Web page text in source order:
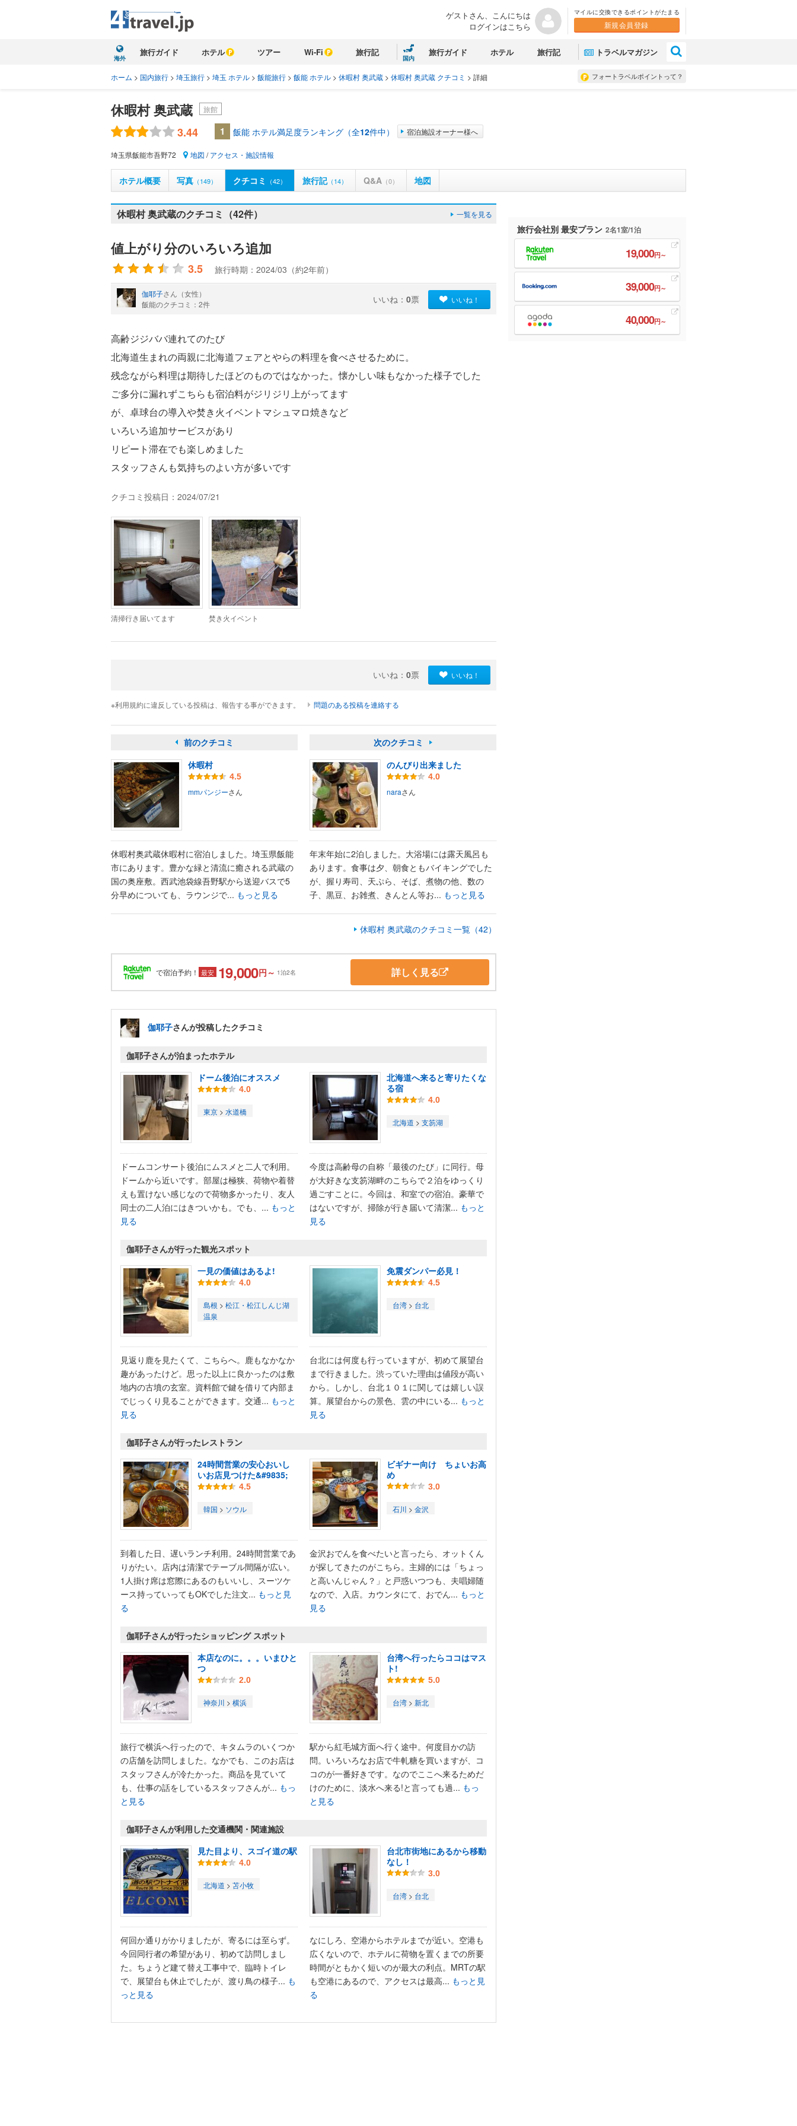
ゲストさん、こんにちは
ログインはこちら
マイルに交換できるポイントがたまる
新規会員登録
海外
旅行ガイド ホテル ツアー Wi-Fi 旅行記
国内
旅行ガイド ホテル 旅行記 トラベルマガジン
フォートラベルポイントって？
ホーム > 国内旅行 > 埼玉旅行 > 埼玉 ホテル > 飯能旅行 > 飯能 ホテル > 休暇村 奥武蔵 > 休暇村 奥武蔵 クチコミ > 詳細
休暇村 奥武蔵 旅館
3.44 1 飯能 ホテル満足度ランキング（全12件中） 宿泊施設オーナー様へ
埼玉県飯能市吾野72 地図 /アクセス・施設情報
ホテル概要 写真 （149） クチコミ （42） 旅行記（14） Q&A （0） 地図
休暇村 奥武蔵のクチコミ（42件） 一覧を見る
値上がり分のいろいろ追加
3.5 旅行時期：2024/03（約2年前）
伽耶子さん（女性）
飯能のクチコミ：2件
いいね： 0票 いいね！
高齢ジジババ連れてのたび
北海道生まれの両親に北海道フェアとやらの料理を食べさせるために。
残念ながら料理は期待したほどのものではなかった。懐かしい味もなかった様子でした
ご多分に漏れずこちらも宿泊料がジリジリ上がってます
が、卓球台の導入や焚き火イベントマシュマロ焼きなど
いろいろ追加サービスがあり
リピート滞在でも楽しめました
スタッフさんも気持ちのよい方が多いです
クチコミ投稿日：2024/07/21
清掃行き届いてます 焚き火イベント
いいね： 0票 いいね！
※利用規約に違反している投稿は、報告する事ができます。 問題のある投稿を連絡する
前のクチコミ
休暇村
4.5
mmパンジーさん
休暇村奥武蔵休暇村に宿泊しました。埼玉県飯能
市にあります。豊かな緑と清流に癒される武蔵の
国の奥座敷。西武池袋線吾野駅から送迎バスで5
分早めについても、ラウンジで... もっと見る
次のクチコミ
のんびり出来ました
4.0
naraさん
年末年始に2泊しました。大浴場には露天風呂も
あります。食事は夕、朝食ともバイキングでした
が、握り寿司、天ぷら、そば、煮物の他、数の
子、黒豆、お雑煮、きんとん等お... もっと見る
休暇村 奥武蔵のクチコミ一覧（42）
で宿泊予約！ 最安 19,000円～ 1泊2名 詳しく見る
伽耶子さんが投稿したクチコミ
伽耶子さんが泊まったホテル
ドーム後泊にオススメ
4.0
東京 > 水道橋
ドームコンサート後泊にムスメと二人で利用。
ドームから近いです。部屋は極狭、荷物や着替
えも置けない感じなので荷物多かったり、友人
同士の二人泊にはきついかも。でも、... もっと
見る
北海道へ来ると寄りたくな
る宿
4.0
北海道 > 支笏湖
今度は高齢母の自称「最後のたび」に同行。母
が大好きな支笏湖畔のこちらで２泊をゆっくり
過ごすことに。今回は、和室での宿泊。豪華で
はないですが、掃除が行き届いて清潔... もっと
見る
伽耶子さんが行った観光スポット
一見の価値はあるよ!
4.0
島根 > 松江・松江しんじ湖
温泉
見返り鹿を見たくて、こちらへ。鹿もなかなか
趣があったけど。思った以上に良かったのは敷
地内の古墳の玄室。資料館で鍵を借りて内部ま
でじっくり見ることができます。交通... もっと
見る
免震ダンパー必見！
4.5
台湾 > 台北
台北には何度も行っていますが、初めて展望台
まで行きました。渋っていた理由は値段が高い
から。しかし、台北１０１に関しては嬉しい誤
算。展望台からの景色、雲の中にいる... もっと
見る
伽耶子さんが行ったレストラン
24時間営業の安心おいし
いお店見つけた&#9835;
4.5
韓国 > ソウル
到着した日、遅いランチ利用。24時間営業であ
りがたい。店内は清潔でテーブル間隔が広い。
1人掛け席は窓際にあるのもいいし、スーツケ
ース持っていってもOKでした注文... もっと見
る
ビギナー向け ちょいお高
め
3.0
石川 > 金沢
金沢おでんを食べたいと言ったら、オットくん
が探してきたのがこちら。主婦的には「ちょっ
と高いんじゃん？」と戸惑いつつも、夫唱婦随
なので、入店。カウンタにて、おでん... もっと
見る
伽耶子さんが行ったショッピング スポット
本店なのに。。。いまひと
つ
2.0
神奈川 > 横浜
旅行で横浜へ行ったので、キタムラのいくつか
の店舗を訪問しました。なかでも、このお店は
スタッフさんが冷たかった。商品を見ていて
も、仕事の話をしているスタッフさんが... もっ
と見る
台湾へ行ったらココはマス
ト!
5.0
台湾 > 新北
駅から紅毛城方面へ行く途中。何度目かの訪
問。いろいろなお店で牛軋糖を買いますが、コ
コのが一番好きです。なのでここへ来るためだ
けのために、淡水へ来る!と言っても過... もっ
と見る
伽耶子さんが利用した交通機関・関連施設
見た目より、スゴイ道の駅
4.0
北海道 > 苫小牧
何回か通りがかりましたが、寄るには至らず。
今回同行者の希望があり、初めて訪問しまし
た。ちょうど建て替え工事中で、臨時トイレ
で、展望台も休止でしたが、渡り鳥の様子... も
っと見る
台北市街地にあるから移動
なし！
3.0
台湾 > 台北
なにしろ、空港からホテルまでが近い。空港も
広くないので、ホテルに荷物を置くまでの所要
時間がともかく短いのが最大の利点。MRTの駅
も空港にあるので、アクセスは最高... もっと見
る
旅行会社別 最安プラン 2名1室/1泊
19,000円～
39,000円～
40,000円～